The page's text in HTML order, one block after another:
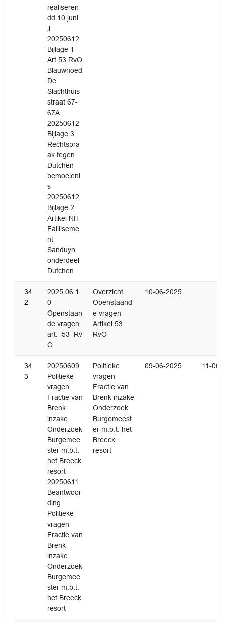
realiseren
dd 10 juni
jl
20250612
Bijlage 1
Art.53 RvO
Blauwhoed
De
Slachthuis
straat 67-
67A
20250612
Bijlage 3.
Rechtspra
ak tegen
Dutchen
bemoeieni
s
20250612
Bijlage 2
Artikel NH
Failliseme
nt
Sanduyn
onderdeel
Dutchen
34
2
2025.06.1
0
Openstaan
de vragen
art._53_Rv
O
Overzicht
Openstaand
e vragen
Artikel 53
RvO
10-06-2025
34
3
20250609
Politieke
vragen
Fractie van
Brenk
inzake
Onderzoek
Burgemee
ster m.b.t.
het Breeck
resort
20250611
Beantwoor
ding
Politieke
vragen
Fractie van
Brenk
inzake
Onderzoek
Burgemee
ster m.b.t.
het Breeck
resort
Politieke
vragen
Fractie van
Brenk inzake
Onderzoek
Burgemeest
er m.b.t. het
Breeck
resort
09-06-2025 11-06-